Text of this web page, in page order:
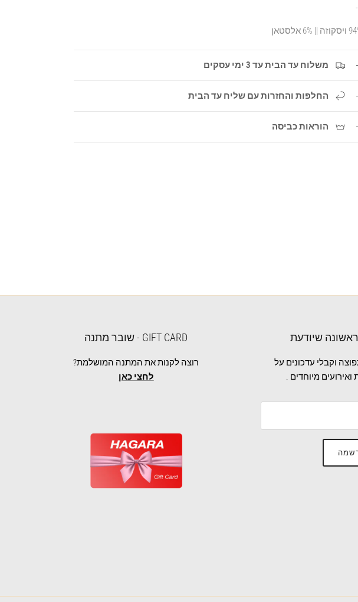
|| 6% אלסטאן
משלוח עד הבית עד 3 ימי עסקים
החלפות והחזרות עם שליח עד הבית
הוראות כביסה
שיודעת
וקבלי עדכונים על
מיוחדים .
GIFT CARD - שובר מתנה
רוצה לקנות את המתנה המושלמת?
לחצי כאן